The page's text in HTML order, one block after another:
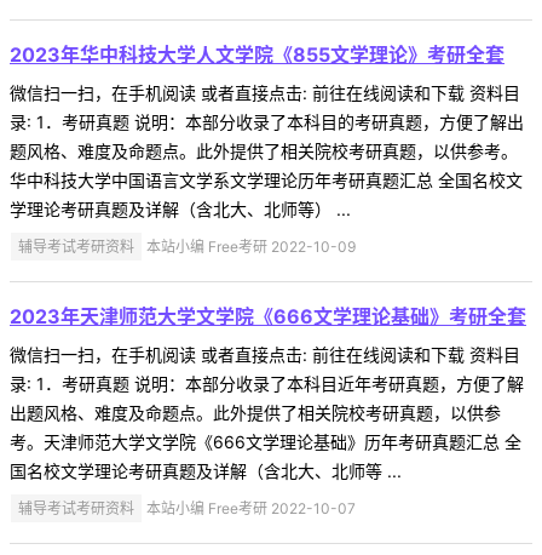
2023年华中科技大学人文学院《855文学理论》考研全套
微信扫一扫，在手机阅读 或者直接点击: 前往在线阅读和下载 资料目
录: 1．考研真题 说明：本部分收录了本科目的考研真题，方便了解出
题风格、难度及命题点。此外提供了相关院校考研真题，以供参考。
华中科技大学中国语言文学系文学理论历年考研真题汇总 全国名校文
学理论考研真题及详解（含北大、北师等） ...
辅导考试考研资料 本站小编 Free考研 2022-10-09
2023年天津师范大学文学院《666文学理论基础》考研全套
微信扫一扫，在手机阅读 或者直接点击: 前往在线阅读和下载 资料目
录: 1．考研真题 说明：本部分收录了本科目近年考研真题，方便了解
出题风格、难度及命题点。此外提供了相关院校考研真题，以供参
考。天津师范大学文学院《666文学理论基础》历年考研真题汇总 全
国名校文学理论考研真题及详解（含北大、北师等 ...
辅导考试考研资料 本站小编 Free考研 2022-10-07